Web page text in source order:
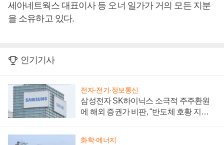
세아네트웍스 대표이사 등 오너 일가가 거의 모든 지분
을 소유하고 있다.
인기기사
전자·전기·정보통신
삼성전자 SK하이닉스 소극적 주주환원
에 해외 증권가 비판, "반도체 호황 지속
화학·에너지